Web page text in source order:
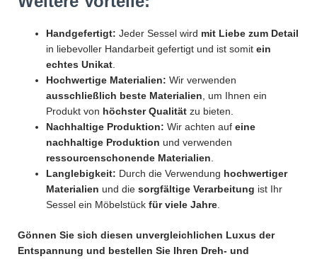
Handgefertigt: Jeder Sessel wird mit Liebe zum Detail
in liebevoller Handarbeit gefertigt und ist somit ein
echtes Unikat
Hochwertige Materialien: Wir verwenden
ausschließlich beste Materialien , um Ihnen ein
Produkt von höchster Qualität zu bieten.
Nachhaltige Produktion: Wir achten auf eine
nachhaltige Produktion und verwenden
ressourcenschonende Materialien
Langlebigkeit: Durch die Verwendung hochwertiger
Materialien und die sorgfältige Verarbeitung ist Ihr
Sessel ein Möbelstück für viele Jahre
Gönnen Sie sich diesen unvergleichlichen Luxus der
Entspannung und bestellen Sie Ihren Dreh- und